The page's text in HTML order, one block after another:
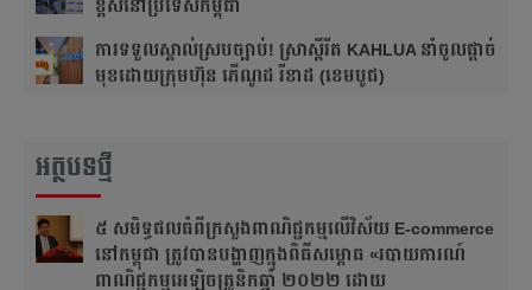
ខ្ពស់នៅប្រទេសកម្ពុជា
ការទទួលស្គាល់ស្របច្បាប់! ស្រាស្ពីរីត KAHLUA នាំចូលផ្ដាច់
មុខដោយក្រុមហ៊ុន ភើណូដ រីខាដ (ខេមបូជ)
អត្ថបទថ្មី
៥ សមិទ្ធផលធំ​ពីក្រសួងពាណិជ្ជកម្មលើវិស័យ E-commerce
នៅកម្ពុជា ត្រូវបានបង្ហាញក្នុងពិធីសម្ពោធ «របាយការណ៍
ពាណិជ្ជកម្មអេឡិចត្រូនិកឆ្នាំ ២០២២ ដោយ